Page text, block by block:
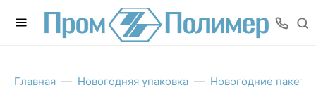
Главная Новогодняя упаковка Новогодние пакеты